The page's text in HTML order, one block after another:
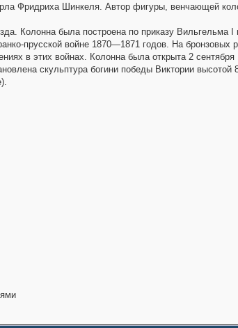
Фридриха Шинкеля. Автор фигуры, венчающей
Колонна была построена по приказу Вильгельма I
прусской войне 1870—1871 годов. На бронзовых
в этих войнах. Колонна была открыта 2 сентября
скульптура богини победы Виктории высотой